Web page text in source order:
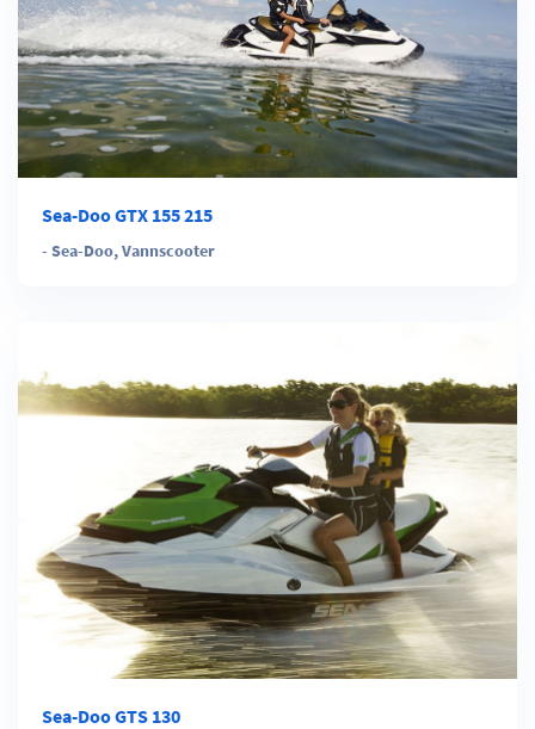
Sea-Doo GTX 155 215
- Sea-Doo,Vannscooter
Sea-Doo GTS 130